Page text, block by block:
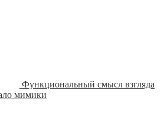
Функциональный смысл взгляда
мимики